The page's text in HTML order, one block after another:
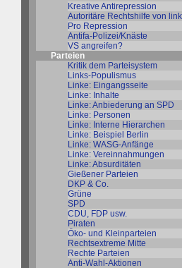
Kreative Antirepression
Autoritäre Rechtshilfe von
Pro Repression
Antifa-Polizei/Knäste
VS angreifen?
Parteien
Kritik dem Parteisystem
Links-Populismus
Linke: Eingangsseite
Linke: Inhalte
Linke: Anbiederung an SPD
Linke: Personen
Linke: Interne Hierarchen
Linke: Beispiel Berlin
Linke: WASG-Anfänge
Linke: Vereinnahmungen
Linke: Absurditäten
Gießener Parteien
DKP & Co.
Grüne
SPD
CDU, FDP usw.
Piraten
Öko- und Kleinparteien
Rechtsextreme Mitte
Rechte Parteien
Anti-Wahl-Aktionen